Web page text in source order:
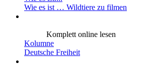
Wie es ist … Wildtiere zu filmen
Komplett online lesen
Kolumne
Deutsche Freiheit